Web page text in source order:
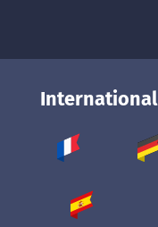
International